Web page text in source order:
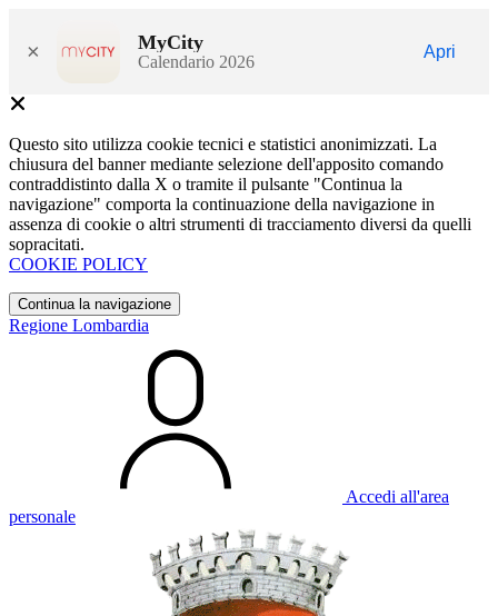
× MyCity
Calendario 2026
Apri
Questo sito utilizza cookie tecnici e statistici anonimizzati. La
chiusura del banner mediante selezione dell'apposito comando
contraddistinto dalla X o tramite il pulsante "Continua la
navigazione" comporta la continuazione della navigazione in
assenza di cookie o altri strumenti di tracciamento diversi da quelli
sopracitati.
COOKIE POLICY
Continua la navigazione
Regione Lombardia
Accedi all'area
personale